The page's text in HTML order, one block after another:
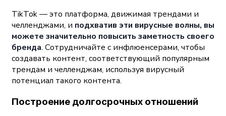
TikTok — это платформа, движимая трендами и
челленджами, и подхватив эти вирусные волны, вы
можете значительно повысить заметность своего
бренда. Сотрудничайте с инфлюенсерами, чтобы
создавать контент, соответствующий популярным
трендам и челленджам, используя вирусный
потенциал такого контента.
Построение долгосрочных отношений